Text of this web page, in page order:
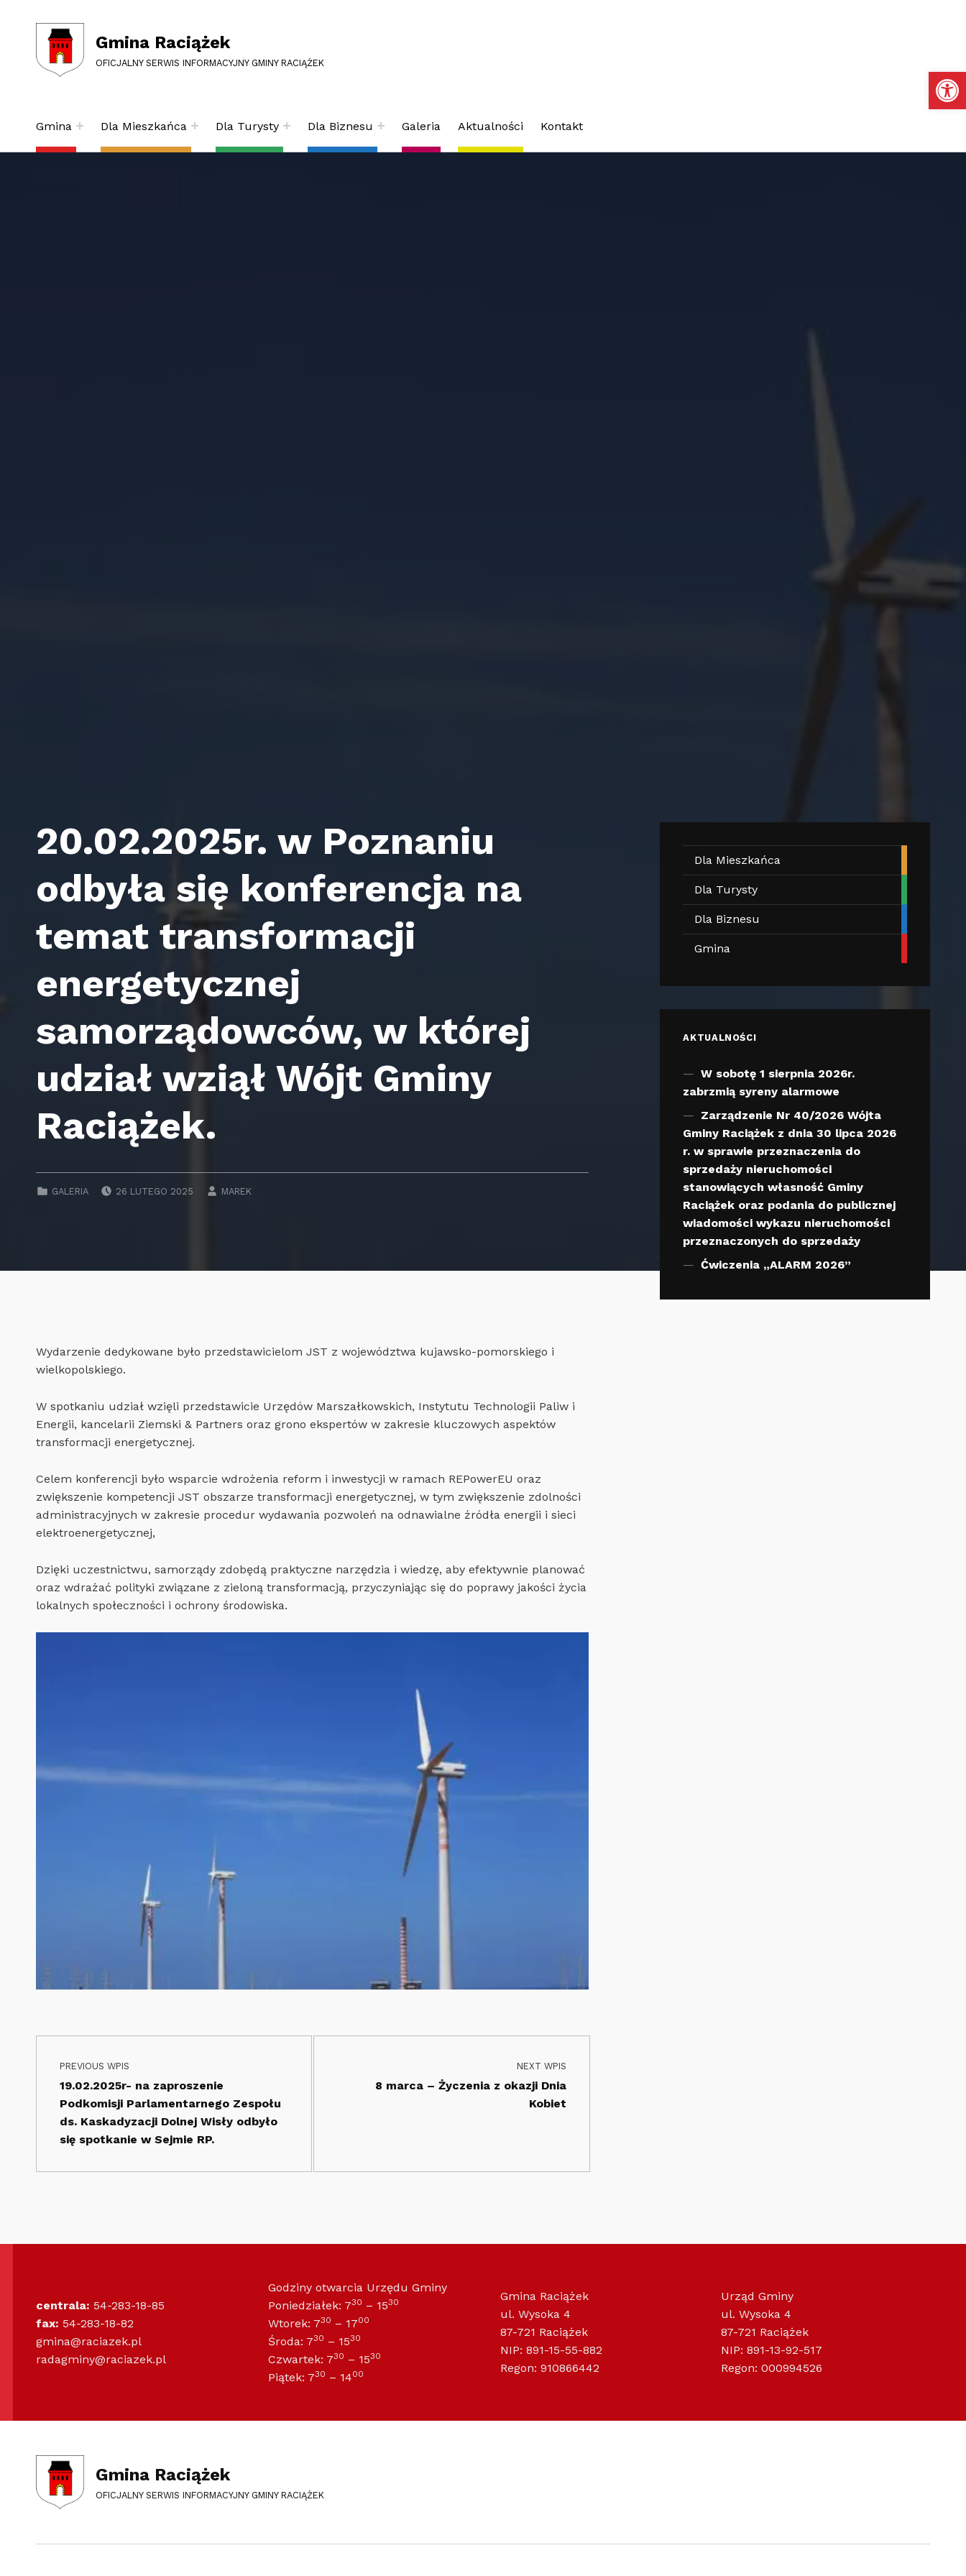
Otwórz pasek narzędzi
Gmina Raciążek
OFICJALNY SERWIS INFORMACYJNY GMINY RACIĄŻEK
Gmina Dla Mieszkańca Dla Turysty Dla Biznesu Galeria Aktualności Kontakt
20.02.2025r. w Poznaniu
odbyła się konferencja na
temat transformacji
energetycznej
samorządowców, w której
udział wziął Wójt Gminy
Raciążek.
GALERIA 26 LUTEGO 2025 MAREK
Wydarzenie dedykowane było przedstawicielom JST z województwa kujawsko-pomorskiego i
wielkopolskiego.
W spotkaniu udział wzięli przedstawicie Urzędów Marszałkowskich, Instytutu Technologii Paliw i
Energii, kancelarii Ziemski & Partners oraz grono ekspertów w zakresie kluczowych aspektów
transformacji energetycznej.
Celem konferencji było wsparcie wdrożenia reform i inwestycji w ramach REPowerEU oraz
zwiększenie kompetencji JST obszarze transformacji energetycznej, w tym zwiększenie zdolności
administracyjnych w zakresie procedur wydawania pozwoleń na odnawialne źródła energii i sieci
elektroenergetycznej,
Dzięki uczestnictwu, samorządy zdobędą praktyczne narzędzia i wiedzę, aby efektywnie planować
oraz wdrażać polityki związane z zieloną transformacją, przyczyniając się do poprawy jakości życia
lokalnych społeczności i ochrony środowiska.
Skip back to main navigation
Nawigacja wpisu
PREVIOUS WPIS
19.02.2025r- na zaproszenie
Podkomisji Parlamentarnego Zespołu
ds. Kaskadyzacji Dolnej Wisły odbyło
się spotkanie w Sejmie RP.
NEXT WPIS
8 marca – Życzenia z okazji Dnia
Kobiet
Dla Mieszkańca
Dla Turysty
Dla Biznesu
Gmina
AKTUALNOŚCI
W sobotę 1 sierpnia 2026r.
zabrzmią syreny alarmowe
Zarządzenie Nr 40/2026 Wójta
Gminy Raciążek z dnia 30 lipca 2026
r. w sprawie przeznaczenia do
sprzedaży nieruchomości
stanowiących własność Gminy
Raciążek oraz podania do publicznej
wiadomości wykazu nieruchomości
przeznaczonych do sprzedaży
Ćwiczenia „ALARM 2026”
centrala: 54-283-18-85
fax: 54-283-18-82
gmina@raciazek.pl
radagminy@raciazek.pl
Godziny otwarcia Urzędu Gminy
Poniedziałek: 730 – 1530
Wtorek: 730 – 1700
Środa: 730 – 1530
Czwartek: 730 – 1530
Piątek: 730 – 1400
Gmina Raciążek
ul. Wysoka 4
87-721 Raciążek
NIP: 891-15-55-882
Regon: 910866442
Urząd Gminy
ul. Wysoka 4
87-721 Raciążek
NIP: 891-13-92-517
Regon: 000994526
Gmina Raciążek
OFICJALNY SERWIS INFORMACYJNY GMINY RACIĄŻEK